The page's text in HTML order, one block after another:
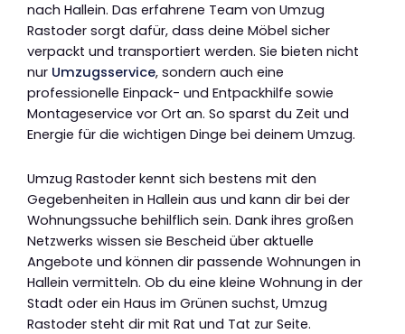
nach Hallein. Das erfahrene Team von Umzug
Rastoder sorgt dafür, dass deine Möbel sicher
verpackt und transportiert werden. Sie bieten nicht
nur Umzugsservice, sondern auch eine
professionelle Einpack- und Entpackhilfe sowie
Montageservice vor Ort an. So sparst du Zeit und
Energie für die wichtigen Dinge bei deinem Umzug.
Umzug Rastoder kennt sich bestens mit den
Gegebenheiten in Hallein aus und kann dir bei der
Wohnungssuche behilflich sein. Dank ihres großen
Netzwerks wissen sie Bescheid über aktuelle
Angebote und können dir passende Wohnungen in
Hallein vermitteln. Ob du eine kleine Wohnung in der
Stadt oder ein Haus im Grünen suchst, Umzug
Rastoder steht dir mit Rat und Tat zur Seite.